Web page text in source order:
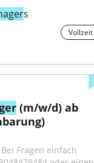
s
Vollzeit
(m/w/d) ab
Fragen einfach